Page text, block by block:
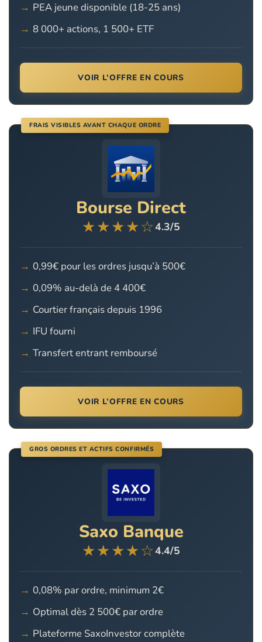
PEA jeune disponible (18-25 ans)
8 000+ actions, 1 500+ ETF
VOIR L’OFFRE EN COURS
FRAIS VISIBLES AVANT CHAQUE ORDRE
Bourse Direct
★★★★☆4.3/5
0,99€ pour les ordres jusqu’à 500€
0,09% au-delà de 4 400€
Courtier français depuis 1996
IFU fourni
Transfert entrant remboursé
VOIR L’OFFRE EN COURS
GROS ORDRES ET ACTIFS CONFIRMÉS
Saxo Banque
★★★★☆4.4/5
0,08% par ordre, minimum 2€
Optimal dès 2 500€ par ordre
Plateforme SaxoInvestor complète